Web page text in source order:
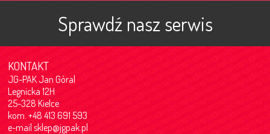
Sprawdź nasz serwis
KONTAKT
JG-PAK Jan Góral
Legnicka 12H
25-328 Kielce
kom. +48 413 691 593
e-mailsklep@jgpak.pl